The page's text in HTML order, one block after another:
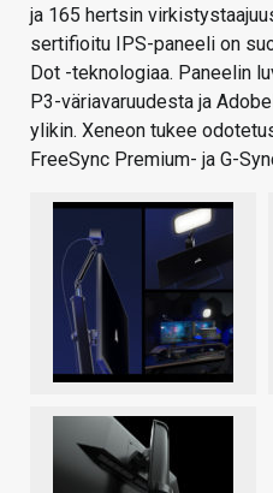
ja 165 hertsin
sertifioitu IPS-paneeli on
Dot -teknologiaa. Paneelin
P3-väriavaruudesta ja
ylikin. Xeneon tukee
FreeSync Premium- ja G-